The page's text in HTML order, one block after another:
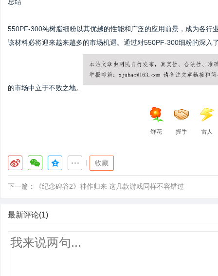
550PF-300纯树脂细粉以其优越的性能和广泛的应用前景，成为各
该材料必将迎来越来越多的市场机遇。通过对550PF-300细粉的深
的市场中立于不败之地。
鲜花 握手 雷人
收藏
下一篇： 《纪念碑谷2》神作归来 这几款游戏同样不容错过
最新评论(1)